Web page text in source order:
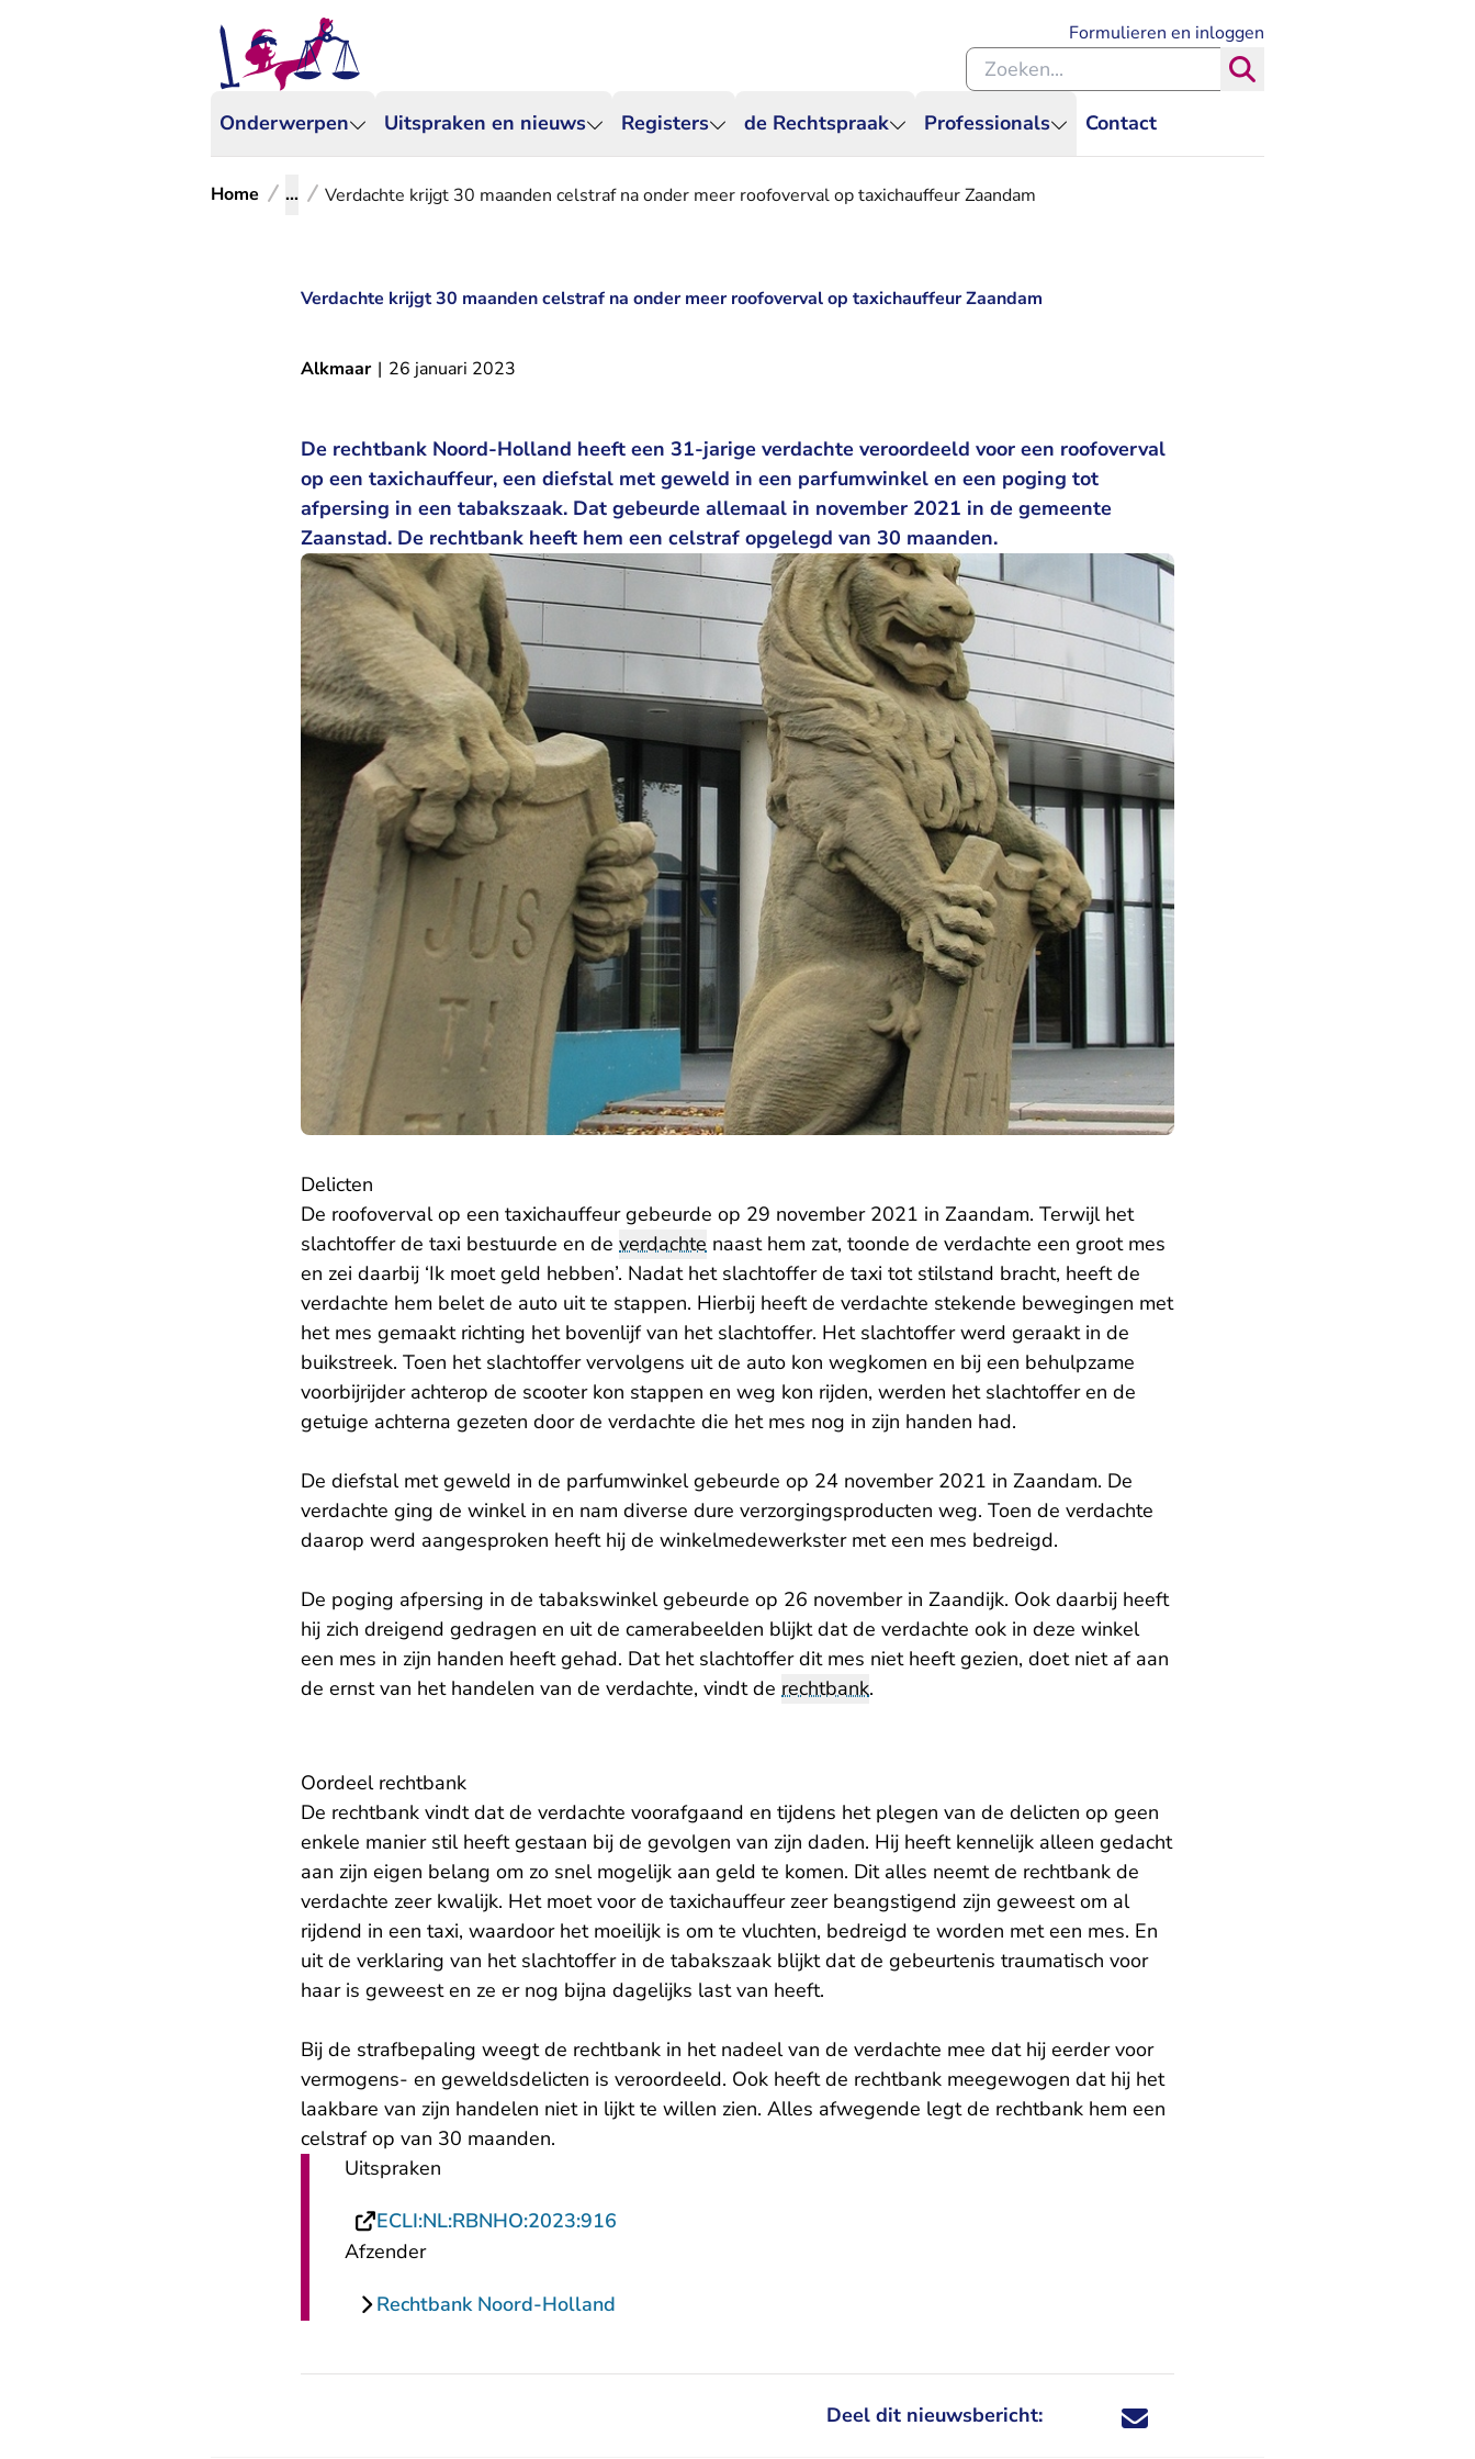
Onderwerpen Uitspraken en nieuws Registers de Rechtspraak Professionals Contact
Formulieren en inloggen
Zoeken binnen de Rechtspraak
Home ... Verdachte krijgt 30 maanden celstraf na onder meer roofoverval op taxichauffeur Zaandam
Verdachte krijgt 30 maanden celstraf na onder meer roofoverval op taxichauffeur Zaandam
Alkmaar | 26 januari 2023
De rechtbank Noord-Holland heeft een 31-jarige verdachte veroordeeld voor een roofoverval
op een taxichauffeur, een diefstal met geweld in een parfumwinkel en een poging tot
afpersing in een tabakszaak. Dat gebeurde allemaal in november 2021 in de gemeente
Zaanstad. De rechtbank heeft hem een celstraf opgelegd van 30 maanden.
Delicten
De roofoverval op een taxichauffeur gebeurde op 29 november 2021 in Zaandam. Terwijl het
slachtoffer de taxi bestuurde en de verdachte naast hem zat, toonde de verdachte een groot mes
en zei daarbij ‘Ik moet geld hebben’. Nadat het slachtoffer de taxi tot stilstand bracht, heeft de
verdachte hem belet de auto uit te stappen. Hierbij heeft de verdachte stekende bewegingen met
het mes gemaakt richting het bovenlijf van het slachtoffer. Het slachtoffer werd geraakt in de
buikstreek. Toen het slachtoffer vervolgens uit de auto kon wegkomen en bij een behulpzame
voorbijrijder achterop de scooter kon stappen en weg kon rijden, werden het slachtoffer en de
getuige achterna gezeten door de verdachte die het mes nog in zijn handen had.
De diefstal met geweld in de parfumwinkel gebeurde op 24 november 2021 in Zaandam. De
verdachte ging de winkel in en nam diverse dure verzorgingsproducten weg. Toen de verdachte
daarop werd aangesproken heeft hij de winkelmedewerkster met een mes bedreigd.
De poging afpersing in de tabakswinkel gebeurde op 26 november in Zaandijk. Ook daarbij heeft
hij zich dreigend gedragen en uit de camerabeelden blijkt dat de verdachte ook in deze winkel
een mes in zijn handen heeft gehad. Dat het slachtoffer dit mes niet heeft gezien, doet niet af aan
de ernst van het handelen van de verdachte, vindt de rechtbank.
Oordeel rechtbank
De rechtbank vindt dat de verdachte voorafgaand en tijdens het plegen van de delicten op geen
enkele manier stil heeft gestaan bij de gevolgen van zijn daden. Hij heeft kennelijk alleen gedacht
aan zijn eigen belang om zo snel mogelijk aan geld te komen. Dit alles neemt de rechtbank de
verdachte zeer kwalijk. Het moet voor de taxichauffeur zeer beangstigend zijn geweest om al
rijdend in een taxi, waardoor het moeilijk is om te vluchten, bedreigd te worden met een mes. En
uit de verklaring van het slachtoffer in de tabakszaak blijkt dat de gebeurtenis traumatisch voor
haar is geweest en ze er nog bijna dagelijks last van heeft.
Bij de strafbepaling weegt de rechtbank in het nadeel van de verdachte mee dat hij eerder voor
vermogens- en geweldsdelicten is veroordeeld. Ook heeft de rechtbank meegewogen dat hij het
laakbare van zijn handelen niet in lijkt te willen zien. Alles afwegende legt de rechtbank hem een
celstraf op van 30 maanden.
Uitspraken
ECLI:NL:RBNHO:2023:916
Afzender
Rechtbank Noord-Holland
Deel dit nieuwsbericht: Deel dit nieuwsbericht via X - U verlaat
Deel dit nieuwsbericht via Facebook - U
Deel dit nieuwsbericht via e-mail
Deel dit nieuwsbericht via LinkedIn - U